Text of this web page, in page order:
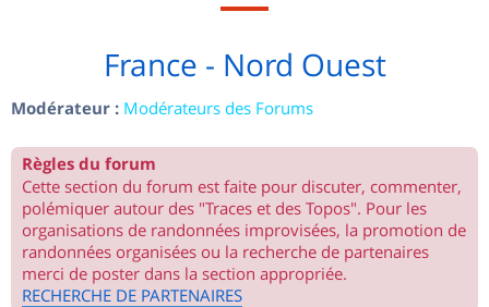
France - Nord Ouest
Modérateur : Modérateurs des Forums
Règles du forum
Cette section du forum est faite pour discuter, commenter,
polémiquer autour des "Traces et des Topos". Pour les
organisations de randonnées improvisées, la promotion de
randonnées organisées ou la recherche de partenaires
merci de poster dans la section appropriée.
RECHERCHE DE PARTENAIRES